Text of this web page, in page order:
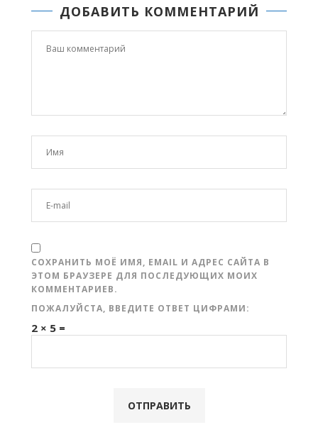
ДОБАВИТЬ КОММЕНТАРИЙ
СОХРАНИТЬ МОЁ ИМЯ, EMAIL И АДРЕС САЙТА В
ЭТОМ БРАУЗЕРЕ ДЛЯ ПОСЛЕДУЮЩИХ МОИХ
КОММЕНТАРИЕВ.
ПОЖАЛУЙСТА, ВВЕДИТЕ ОТВЕТ ЦИФРАМИ:
2 × 5 =